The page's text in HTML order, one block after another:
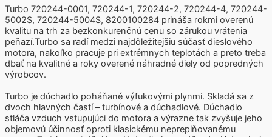
Turbo 720244-0001, 720244-1, 720244-2, 720244-4, 720244-
5002S, 720244-5004S, 8200100284 prináša rokmi overenú
kvalitu na trh za bezkonkurenčnú cenu so zárukou vrátenia
peňazí.Turbo sa radí medzi najdôležitejšiu súčasť dieslového
motora, nakoľko pracuje pri extrémnych teplotách a preto treba
dbať na kvalitné a roky overené náhradné diely od popredných
výrobcov.
Turbo je dúchadlo poháňané výfukovými plynmi. Skladá sa z
dvoch hlavných častí – turbínové a dúchadlové. Dúchadlo
stláča vzduch vstupujúci do motora a výrazne tak zvyšuje jeho
objemovú účinnosť oproti klasickému nepreplňovanému